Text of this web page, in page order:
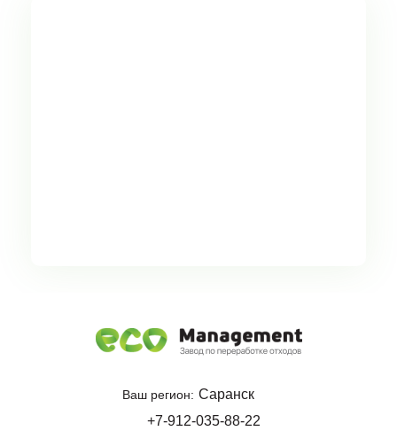
Ваш регион: Саранск
+7-912-035-88-22